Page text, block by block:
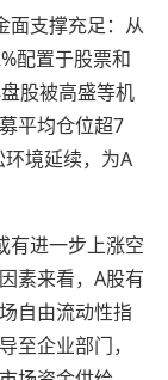
面支撑充足：从
配置于股票和
股被高盛等机
平均仓位超7
境延续，为A
有进一步上涨空
素来看，A股有
自由流动性指
至企业部门，